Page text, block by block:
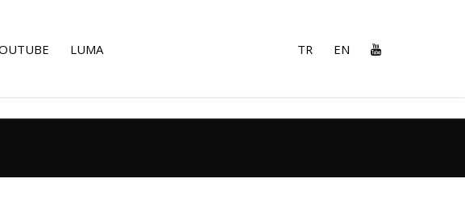
LUMA TR EN